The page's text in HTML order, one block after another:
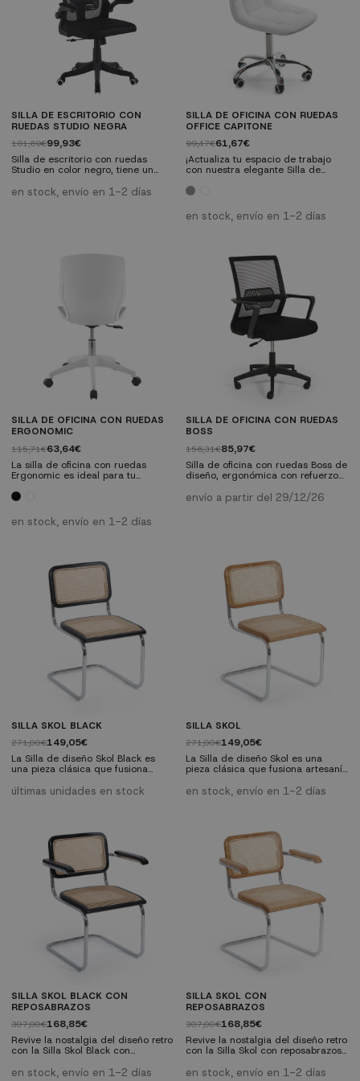
SILLA DE ESCRITORIO CON
RUEDAS STUDIO NEGRA
181,69€99,93€
Silla de escritorio con ruedas
Studio en color negro, tiene un
lumbar. Es una silla muy
compacta, confortable. Ideal para
en stock, envío en 1-2 días
SILLA DE OFICINA CON RUEDAS
OFFICE CAPITONE
99,47€61,67€
¡Actualiza tu espacio de trabajo
con nuestra elegante Silla de
Capitoné! Con un diseño inspirado
ofrece comodidad ergonómica y
resistencia. Fácil de montar y
esperes más, ¡transforma tu oficina
con estilo y confort hoy mismo!
en stock, envío en 1-2 días
SILLA DE OFICINA CON RUEDAS
ERGONOMIC
115,71€63,64€
La silla de oficina con ruedas
Ergonomic es ideal para tu
diseño actual y ergonómico.
en stock, envío en 1-2 días
SILLA DE OFICINA CON RUEDAS
BOSS
156,31€85,97€
Silla de oficina con ruedas Boss de
diseño, ergonómica con refuerzo
confortable. Ideal para ambientes
de trabajo y oficinas como para tu
envío a partir del 29/12/26
SILLA SKOL BLACK
271,00€149,05€
La Silla de diseño Skol Black es
una pieza clásica que fusiona
industriales modernos. Con patas
combina diseño clásico y
funcionalidad moderna. Ideal para
el hogar, la oficina o entornos de
hostelería. Características
técnicas:...
últimas unidades en stock
SILLA SKOL
271,00€149,05€
La Silla de diseño Skol es una
pieza clásica que fusiona artesanía
industriales modernos. Con patas
de tubo de acero cromado,
combina diseño clásico y
funcionalidad moderna. Ideal para
el hogar, la oficina o entornos de
hostelería. Características
técnicas: Medidas:...
en stock, envío en 1-2 días
SILLA SKOL BLACK CON
REPOSABRAZOS
307,00€168,85€
Revive la nostalgia del diseño retro
con la Silla Skol Black con
acero tubular y su asiento de
en stock, envío en 1-2 días
SILLA SKOL CON
REPOSABRAZOS
307,00€168,85€
Revive la nostalgia del diseño retro
con la Silla Skol con reposabrazos.
su asiento de madera con ratán
en stock, envío en 1-2 días